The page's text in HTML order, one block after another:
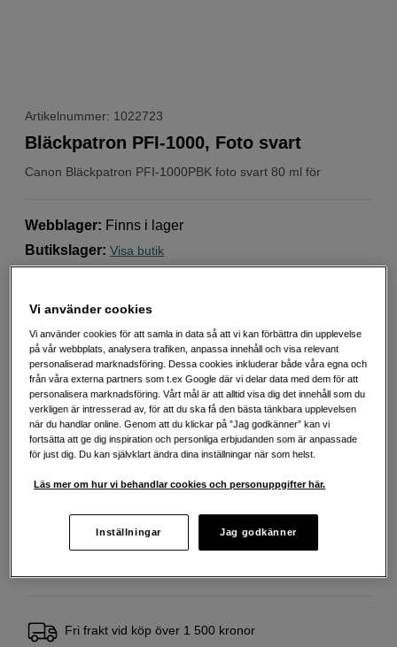
Artikelnummer: 1022723
Canon Bläckpatron PFI-1000PBK foto svart 80 ml för
Bläckpatron PFI-1000, Foto svart
Webblager: Finns i lager
Butikslager: Visa butik
649 SEK
Lägg i kundvagn
Delbetala från 99 SEK/mån via
Exempel: 12 mån, 99 SEK/mån, totalt 1 683 SEK, effektiv ränta 0,00 %
Startavgift 495 SEK, aviavgift 45 SEK/mån tillkommer
Att låna kostar pengar! Om du inte kan betala tillbaka skulden i tid
bostad, teckna abonnemang och få nya lån. För stöd, vänd dig till budget-
och skuldrådgivningen i din kommun. Kontaktuppgifter finns på
Fri frakt vid köp över 1 500 kronor
Vi använder cookies
Vi använder cookies för att samla in data så att vi kan förbättra din upplevelse
på vår webbplats, analysera trafiken, anpassa innehåll och visa relevant
personaliserad marknadsföring. Dessa cookies inkluderar både våra egna och
från våra externa partners som t.ex Google där vi delar data med dem för att
personalisera marknadsföring. Vårt mål är att alltid visa dig det innehåll som du
verkligen är intresserad av, för att du ska få den bästa tänkbara upplevelsen
när du handlar online. Genom att du klickar på ”Jag godkänner” kan vi
fortsätta att ge dig inspiration och personliga erbjudanden som är anpassade
för just dig. Du kan självklart ändra dina inställningar när som helst.
Läs mer om hur vi behandlar cookies och personuppgifter här.
Inställningar Jag godkänner